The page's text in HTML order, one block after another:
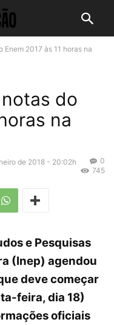
2017 às 11 horas na
do
na
de 2018 - 20:02h
0
745
e Pesquisas
(Inep) agendou
deve começar
feira, dia 18)
oficiais